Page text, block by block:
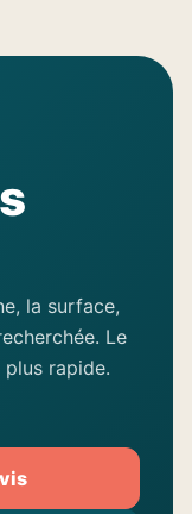
la surface,
Le
rapide.